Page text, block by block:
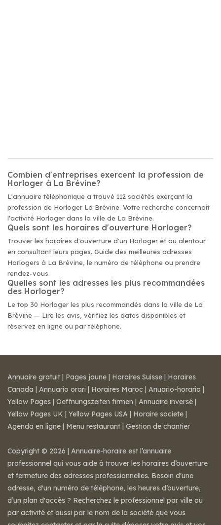
Combien d'entreprises exercent la profession de
Horloger à La Brévine?
L'annuaire téléphonique a trouvé 112 sociétés exerçant la
profession de Horloger La Brévine. Votre recherche concernait
l'activité Horloger dans la ville de La Brévine.
Quels sont les horaires d'ouverture Horloger?
Trouver les horaires d'ouverture d'un Horloger et au alentour
en consultant leurs pages. Guide des meilleures adresses
Horlogers à La Brévine, le numéro de téléphone ou prendre
rendez-vous.
Quelles sont les adresses les plus recommandées
des Horloger?
Le top 30 Horloger les plus recommandés dans la ville de La
Brévine — Lire les avis, vérifiez les dates disponibles et
réservez en ligne ou par téléphone.
Annuaire gratuit | Pages jaune | Horaires Suisse | Horaires
Canada | Annuario orari | Horaires Maroc | Anuario-horario |
Yellow Pages | Oeffnungszeiten firmen | Annuaire inversé |
Yellow Pages UK | Yellow Pages USA | Horaire societe |
Agenda en ligne | Menu restaurant | Gestion de chantier
Copyright © 2026 | Annuaire-horaire est l’annuaire
professionnel qui vous aide à trouver les horaires d’ouverture
et fermeture des adresses professionnelles. Besoin d'une
adresse, d'un numéro de téléphone, les heures d’ouverture,
d’un plan d'accès ? Recherchez le professionnel par ville ou
par activité et aussi par le nom de la société que vous